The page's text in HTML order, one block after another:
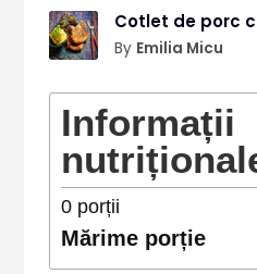
Cotlet de porc
By Emilia Micu
Informații
0porții
Mărime porție